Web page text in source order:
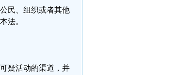
民、组织或者其他
法。
疑活动的渠道，并